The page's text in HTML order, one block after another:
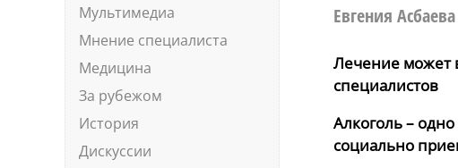
Мультимедиа
Мнение специалиста
Медицина
За рубежом
История
Дискуссии
Евгения
Лечение может
специалистов
Алкоголь –
социально